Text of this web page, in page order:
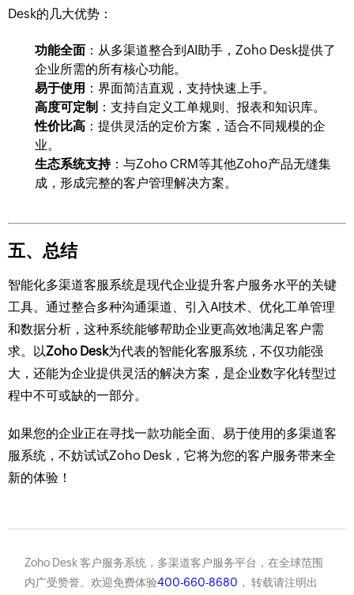
Desk的几大优势：
功能全面 ：从多渠道整合到AI助手，Zoho Desk提供了
企业所需的所有核心功能。
易于使用 ：界面简洁直观，支持快速上手。
高度可定制 ：支持自定义工单规则、报表和知识库。
性价比高 ：提供灵活的定价方案，适合不同规模的企
业。
生态系统支持：与Zoho CRM等其他Zoho产品无缝集
成，形成完整的客户管理解决方案。
五、总结
智能化多渠道客服系统是现代企业提升客户服务水平的关键
工具。通过整合多种沟通渠道、引入AI技术、优化工单管理
和数据分析，这种系统能够帮助企业更高效地满足客户需
求。以Zoho Desk为代表的智能化客服系统，不仅功能强
大，还能为企业提供灵活的解决方案，是企业数字化转型过
程中不可或缺的一部分。
如果您的企业正在寻找一款功能全面、易于使用的多渠道客
服系统，不妨试试Zoho Desk，它将为您的客户服务带来全
新的体验！
Zoho Desk 客户服务系统，多渠道客户服务平台，在全球范围
内广受赞誉。欢迎免费体验400-660-8680 ， 转载请注明出